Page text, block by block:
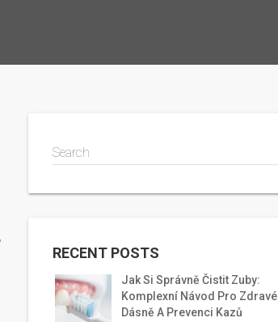
Search
RECENT POSTS
Jak Si Správně Čistit Zuby:
Komplexní Návod Pro Zdravé
Dásně A Prevenci Kazů